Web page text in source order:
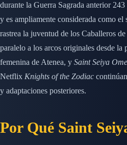
durante la Guerra Sagrada anterior
y es ampliamente considerada como
rastrea la juventud de los Caballeros
paralelo a los arcos originales desde la
femenina de Atenea, y Saint Seiya
Netflix Knights of the Zodiac
y adaptaciones posteriores.
Por Qué Saint